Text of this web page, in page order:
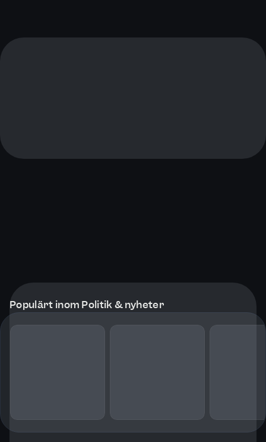
Populärt inom Politik & nyheter